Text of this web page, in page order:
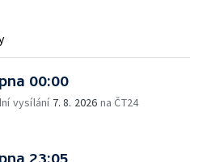
00:00
vysílání 7. 8. 2026 na ČT24
23:05